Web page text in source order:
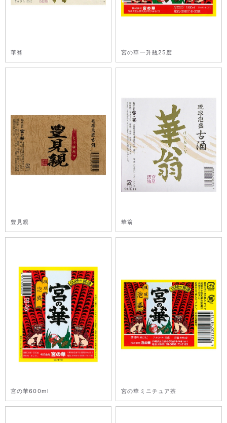
華翁 宮の華一升瓶25度
豊見親 華翁
宮の華600ml 宮の華ミニチュア茶